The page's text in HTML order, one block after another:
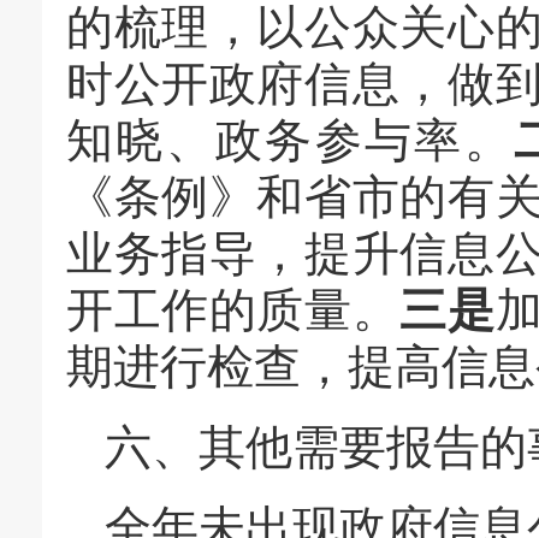
的梳理，以公众关心
时公开政府信息，做
知晓、政务参与率。
《条例》和省市的有
业务指导，提升信息
开工作的质量。 三是
期进行检查，提高信
六、 其他需要报告的